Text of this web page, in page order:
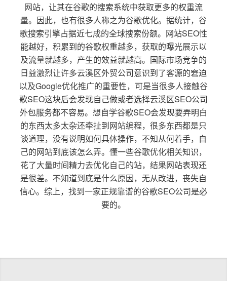
网站，让其在谷歌的搜索系统中获取更多的权重流
量。因此，也有很多人称之为谷歌优化。据统计，谷
歌搜索引擎占据近七成的全球搜索份额。网站SEO性
能越好，积累到的谷歌权重越多，获取的曝光展示以
及流量就越多，产生的效益就越高。国际市场竞争的
日益激烈让许多云溪区外贸公司意识到了客源的窘迫
以及Google优化推广的重要性，可是当很多人接触谷
歌SEO这块后会发现自己做或者选择云溪区SEO公司
外包服务都不容易。想自学谷歌SEO会发现要弄明白
的东西太多太杂还牵扯到网站编程，很多东西都是只
谈道理，没有说明如何具体操作，不知从何着手，自
己的网站到底该怎么弄。懂一些谷歌优化相关知识，
花了大量时间精力去优化自己的站，结果网站表现还
是很差。不知道到底是什么原因，无从改进，丧失自
信心。综上，找到一家正规靠谱的谷歌SEO公司是必
要的。